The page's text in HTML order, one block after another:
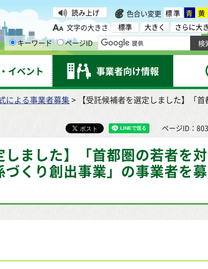
読み上げ 色合い変更 標準 青 黄
文字の大きさ
標準 大きく
さらに大
キーワード
ページID
イベント 事業者向け情報
による事業者募集 > 【受託候補者を選定しました】「
ページID：
しました】「首都圏の若者を
づくり創出事業」の事業者を